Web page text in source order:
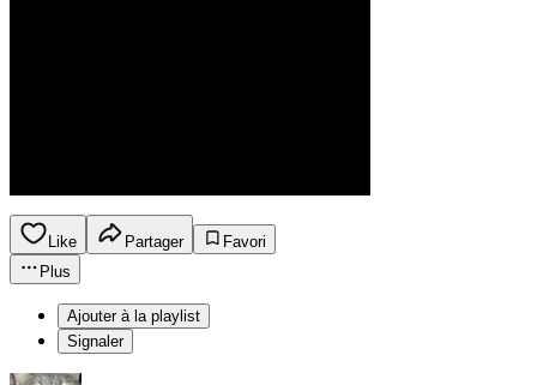
Like Partager
Favori
Plus
Ajouter à la playlist
Signaler